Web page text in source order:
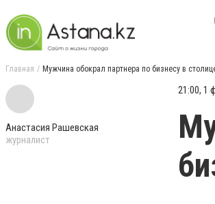
Главная Мужчина обокрал партнера по бизнесу в
Анастасия Рашевская
журналист
21:00, 1